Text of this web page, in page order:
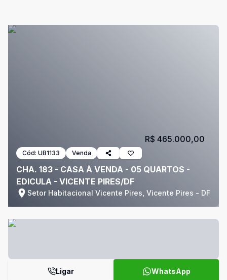
Cód: UB1133 Venda
CHA. 183 - CASA À VENDA - 05 QUARTOS -
EDICULA - VICENTE PIRES/DF
Setor Habitacional Vicente Pires, Vicente Pires - DF
R$ 465.000,00
Ligar WhatsApp